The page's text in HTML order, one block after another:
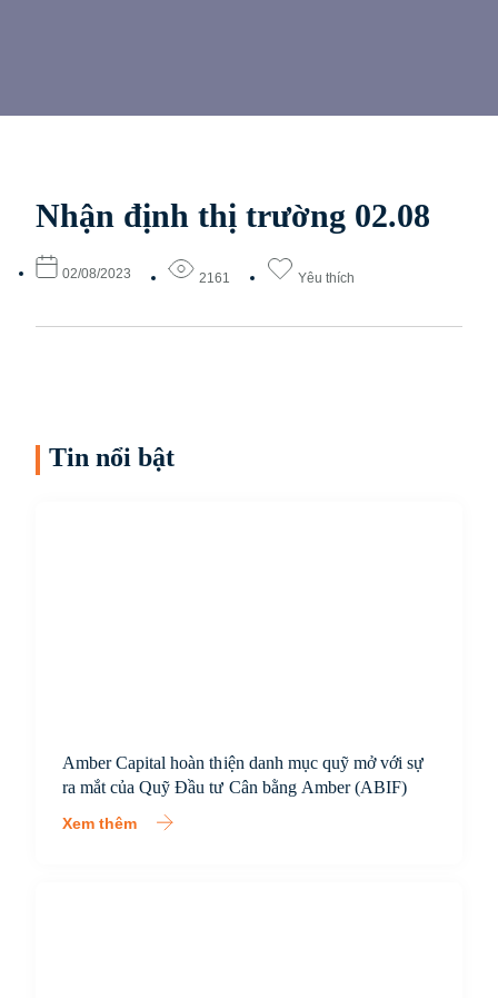
Nhận định thị trường 02.08
02/08/2023 2161 Yêu thích
Tin nổi bật
Amber Capital hoàn thiện danh mục quỹ mở với sự
ra mắt của Quỹ Đầu tư Cân bằng Amber (ABIF)
Xem thêm